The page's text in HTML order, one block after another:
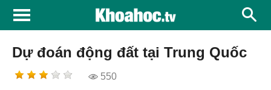
Dự đoán động đất tại Trung Quốc
550